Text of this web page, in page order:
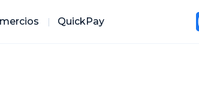
QuickPay